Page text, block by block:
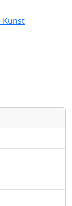
Kunst